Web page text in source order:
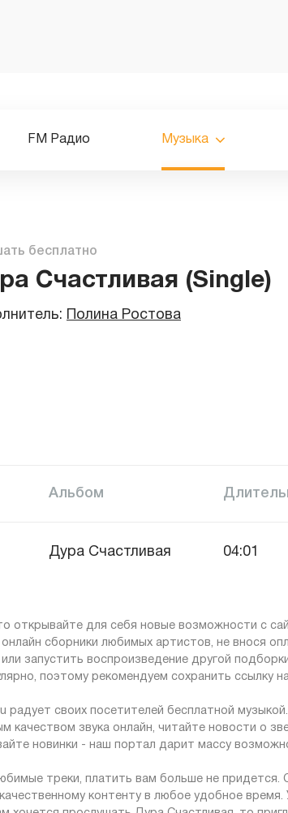
FM Радио Музыка
бесплатно
Счастливая (Single)
Полина Ростова
Альбом
Дура Счастливая 04:01
открывайте для себя новые возможности с
сборники любимых артистов, не внося
запустить воспроизведение другой
поэтому рекомендуем сохранить ссылку
радует своих посетителей бесплатной
качеством звука онлайн, читайте новости о
новинки - наш портал дарит массу
треки, платить вам больше не придется.
контенту в любое удобное